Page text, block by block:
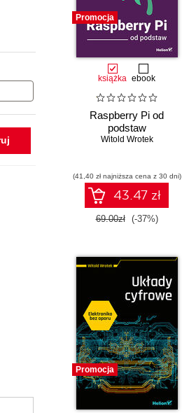
Promocja
książka ebook
Raspberry Pi od
podstaw
Witold Wrotek
(41,40 zł najniższa cena z 30 dni)
43.47 zł
69.00zł (-37%)
Promocja